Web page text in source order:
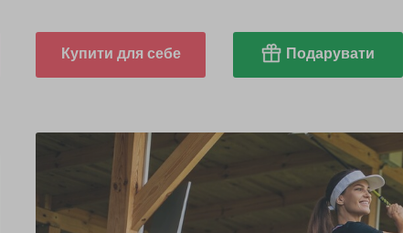
Купити для себе Подарувати